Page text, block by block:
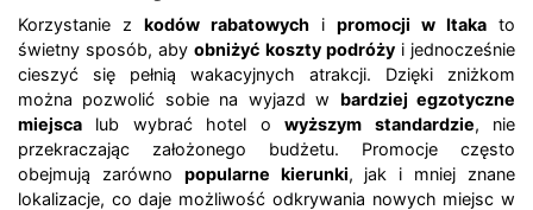
Korzystanie z kodów rabatowych i promocji w Itaka to
świetny sposób, abyobniżyć koszty podróżyi jednocześnie
cieszyć się pełnią wakacyjnych atrakcji. Dzięki zniżkom
można pozwolić sobie na wyjazd w bardziej egzotyczne
miejsca lub wybrać hotel owyższym standardzie, nie
przekraczając założonego budżetu. Promocje często
obejmują zarówno popularne kierunki, jak i mniej znane
lokalizacje, co daje możliwość odkrywania nowych miejsc w